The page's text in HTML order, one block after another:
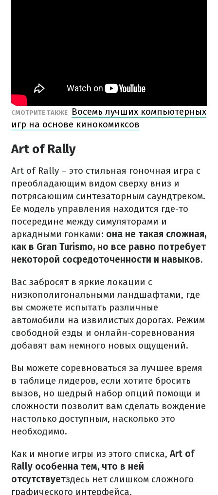
СМОТРИТЕ ТАКЖЕ
Восемь лучших компьютерных
игр на основе кинокомиксов
Art of Rally
Art of Rally – это стильная гоночная игра с
преобладающим видом сверху вниз и
потрясающим синтезаторным саундтреком.
Ее модель управления находится где-то
посередине между симуляторами и
аркадными гонками: она не такая сложная,
как в Gran Turismo, но все равно потребует
некоторой сосредоточенности и навыков.
Вас забросят в яркие локации с
низкополигональными ландшафтами, где
вы сможете испытать различные
автомобили на извилистых дорогах. Режим
свободной езды и онлайн-соревнования
добавят вам немного новых ощущений.
Вы можете соревноваться за лучшее время
в таблице лидеров, если хотите бросить
вызов, но щедрый набор опций помощи и
сложности позволит вам сделать вождение
настолько доступным, насколько это
необходимо.
Как и многие игры из этого списка, Art of
Rally особенна тем, что в ней
отсутствуетздесь нет слишком сложного
графического интерфейса,